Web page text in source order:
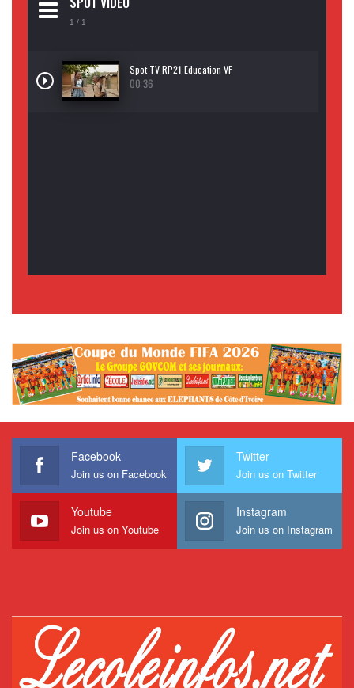
1 / 1
Spot TV RP21 Education VF
00:36
Facebook
Join us on Facebook
Twitter
Join us on Twitter
Youtube
Join us on Youtube
Instagram
Join us on Instagram